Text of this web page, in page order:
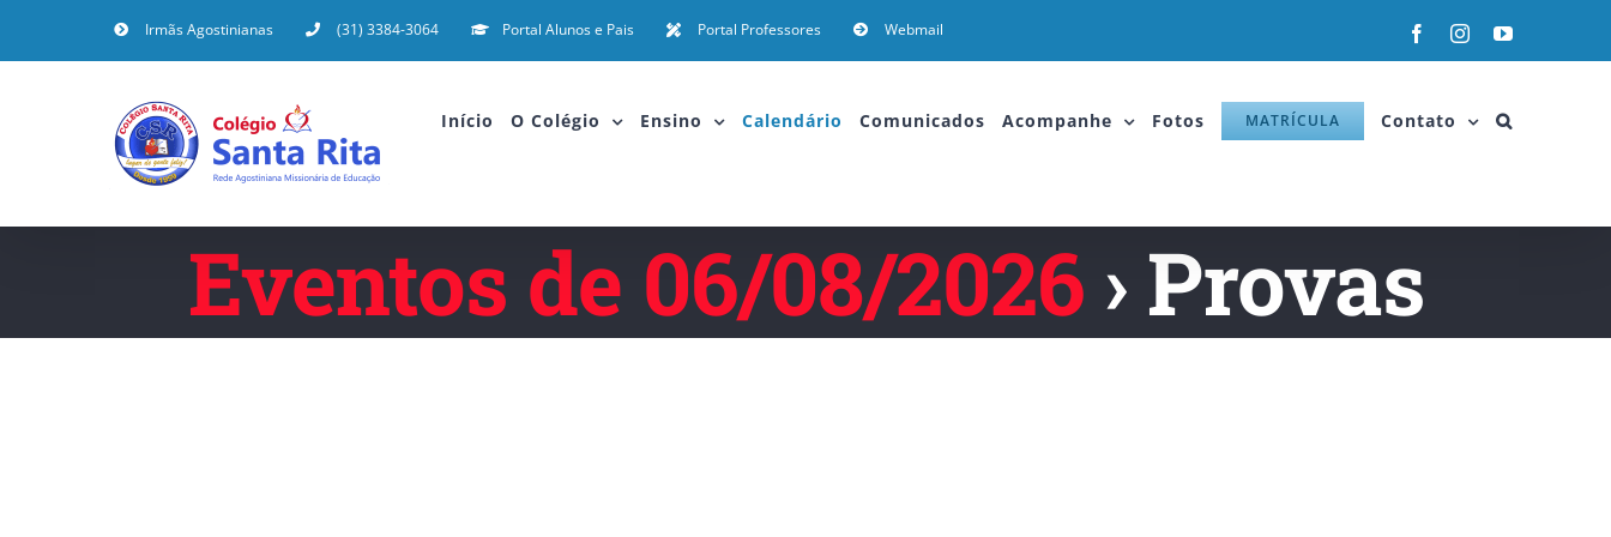
Irmãs Agostinianas (31) 3384-3064 Portal Alunos e Pais Portal Professores Webmail
Início O Colégio Ensino Calendário Comunicados Acompanhe Fotos MATRÍCULA Contato
Eventos de 06/08/2026› Provas